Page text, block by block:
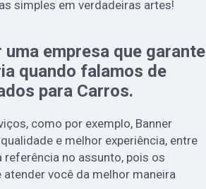
simples em verdadeiras artes!
empresa que garante
quando falamos de
para Carros.
como por exemplo, Banner
e melhor experiência, entre
no assunto, pois os
você da melhor maneira